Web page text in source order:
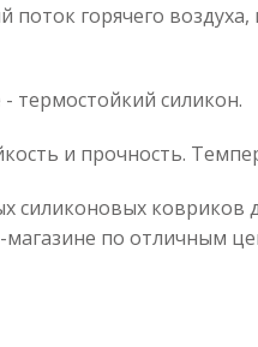
горячего
термостойкий силикон.
и прочность.
ковриков
по отличным